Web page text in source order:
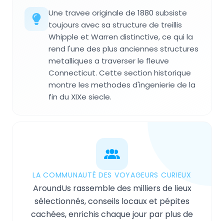
Une travee originale de 1880 subsiste
toujours avec sa structure de treillis
Whipple et Warren distinctive, ce qui la
rend l'une des plus anciennes structures
metalliques a traverser le fleuve
Connecticut. Cette section historique
montre les methodes d'ingenierie de la
fin du XIXe siecle.
LA COMMUNAUTÉ DES VOYAGEURS CURIEUX
AroundUs rassemble des milliers de lieux
sélectionnés, conseils locaux et pépites
cachées, enrichis chaque jour par plus de